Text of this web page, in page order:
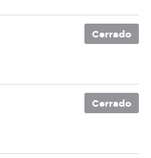
Cerrado
Cerrado